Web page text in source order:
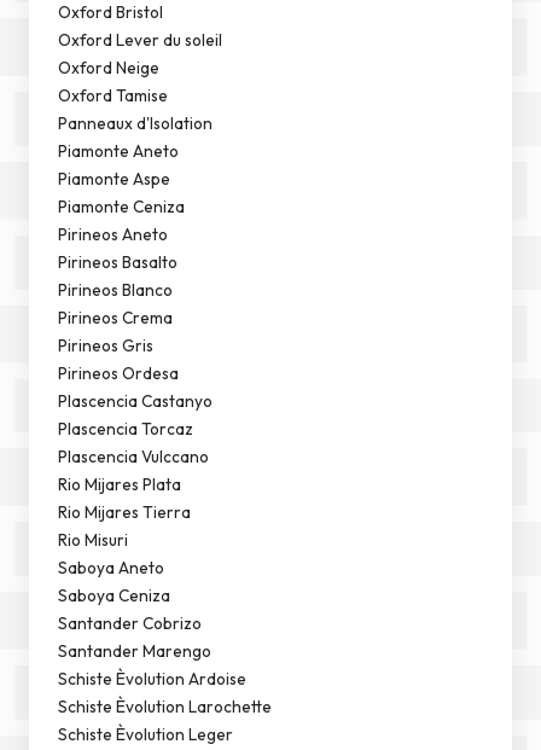
Oxford Bristol
Oxford Lever du soleil
Oxford Neige
Oxford Tamise
Panneaux d'Isolation
Piamonte Aneto
Piamonte Aspe
Piamonte Ceniza
Pirineos Aneto
Pirineos Basalto
Pirineos Blanco
Pirineos Crema
Pirineos Gris
Pirineos Ordesa
Plascencia Castanyo
Plascencia Torcaz
Plascencia Vulccano
Rio Mijares Plata
Rio Mijares Tierra
Rio Misuri
Saboya Aneto
Saboya Ceniza
Santander Cobrizo
Santander Marengo
Schiste Èvolution Ardoise
Schiste Èvolution Larochette
Schiste Èvolution Leger